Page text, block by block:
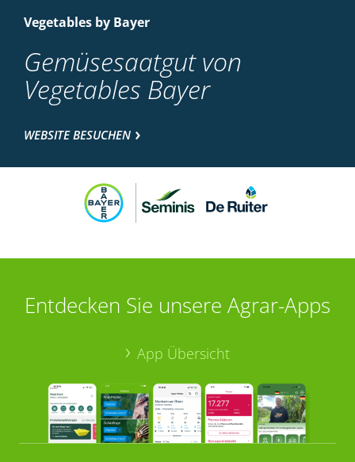
Vegetables by Bayer
Gemüsesaatgut von
Vegetables Bayer
WEBSITE BESUCHEN
Entdecken Sie unsere Agrar-Apps
App Übersicht